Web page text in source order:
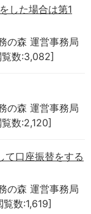
した場合は第1
の森 運営事務局
数:3,082]
の森 運営事務局
数:2,120]
て口座振替をする
の森 運営事務局
数:1,619]